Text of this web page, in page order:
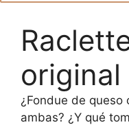
original
¿Fondue de queso
ambas? ¿Y qué